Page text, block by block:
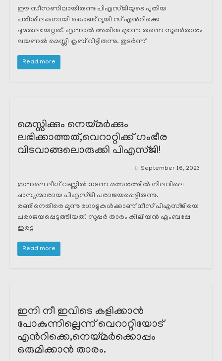
ഈ സീസണിലായിരുന്നു പിഎസ്ജിയുടെ പുതിയ
പരിശീലകനായി കൊണ്ട് ലൂയി സ് എൻറിക്കെ
ചുമതലയേറ്റത്. എന്നാൽ അതിനു മുന്നേ തന്നെ സൂപ്പർതാരം
ലയണൽ മെസ്സി ക്ലബ് വിട്ടിരുന്നു. തുടർന്ന്
Read more
മെസ്സിക്കും നെയ്മർക്കും
ലഭിക്കാത്തത്,വെറാറ്റിക്ക് ഗംഭീര
വിടവാങ്ങലൊരുക്കി പിഎസ്ജി!
September 16, 2023
ഇന്നലെ ലീഗ് വണ്ണിൽ നടന്ന മത്സരത്തിൽ നിലവിലെ
ചാമ്പ്യന്മാരായ പിഎസ്ജി പരാജയപ്പെട്ടിരുന്നു.
രണ്ടിനെതിരെ മൂന്നു ഗോളുകൾക്കാണ് നീസ് പിഎസ്ജിയെ
പരാജയപ്പെടുത്തിയത്. സൂപ്പർ താരം കിലിയൻ എംബപ്പേ
ഇരട്ട
Read more
ഇനി നീ ഇവിടെ കളിക്കാൻ
പോകുന്നില്ലെന്ന് വെറാറ്റിയോട്
എൻറിക്കെ,നെയ്മർക്കൊപ്പം
ഒരുമിക്കാൻ താരം.